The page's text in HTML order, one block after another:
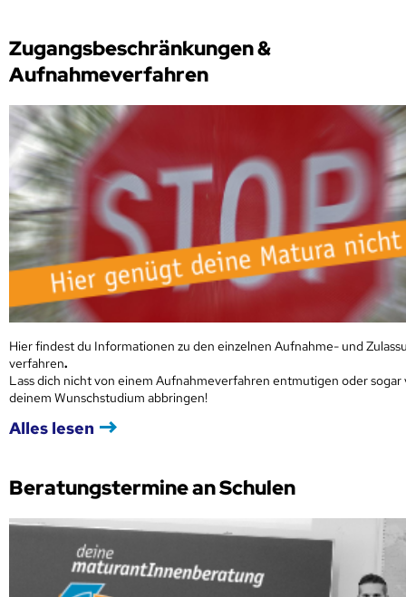
Zugangsbeschränkungen &
Aufnahmeverfahren
Hier findest du Informationen zu den einzelnen Aufnahme- und
verfahren.
Lass dich nicht von einem Aufnahmeverfahren entmutigen oder sogar
deinem Wunschstudium abbringen!
Alles lesen
Beratungstermine an Schulen